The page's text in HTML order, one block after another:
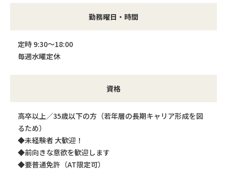
勤務曜日・時間
定時 9:30〜18:00
毎週水曜定休
資格
高卒以上／35歳以下の方（若年層の長期キャリア形成を図
るため）
◆未経験者 大歓迎！
◆前向きな意欲を歓迎します
◆要普通免許（AT限定可）